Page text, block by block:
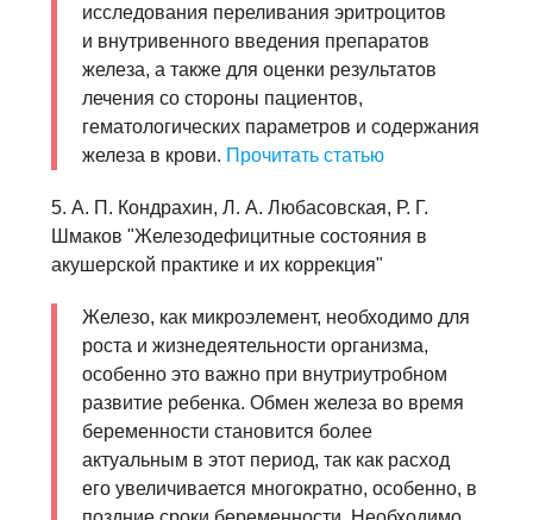
исследования переливания эритроцитов
и внутривенного введения препаратов
железа, а также для оценки результатов
лечения со стороны пациентов,
гематологических параметров и содержания
железа в крови. Прочитать статью
5. А. П. Кондрахин, Л. А. Любасовская, Р. Г.
Шмаков "Железодефицитные состояния в
акушерской практике и их коррекция"
Железо, как микроэлемент, необходимо для
роста и жизнедеятельности организма,
особенно это важно при внутриутробном
развитие ребенка. Обмен железа во время
беременности становится более
актуальным в этот период, так как расход
его увеличивается многократно, особенно, в